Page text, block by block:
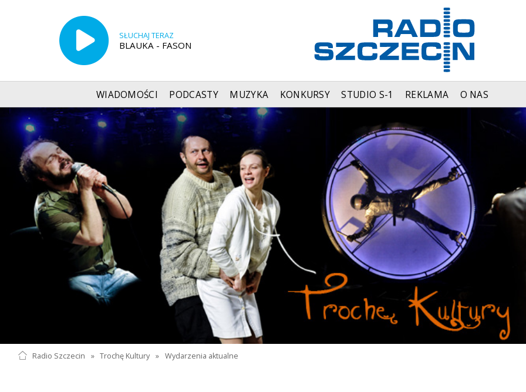
SŁUCHAJ TERAZ
BLAUKA - FASON
WIADOMOŚCI PODCASTY MUZYKA KONKURSY STUDIO S-1 REKLAMA O NAS
Radio Szczecin » Trochę Kultury » Wydarzenia aktualne